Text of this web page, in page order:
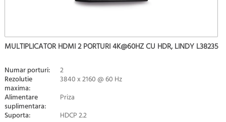
MULTIPLICATOR HDMI 2 PORTURI 4K@60HZ CU HDR, LINDY L38235
Numar porturi: 2
Rezolutie
maxima:
3840 x 2160 @ 60 Hz
Alimentare
suplimentara:
Priza
Suporta:
HDCP 2.2